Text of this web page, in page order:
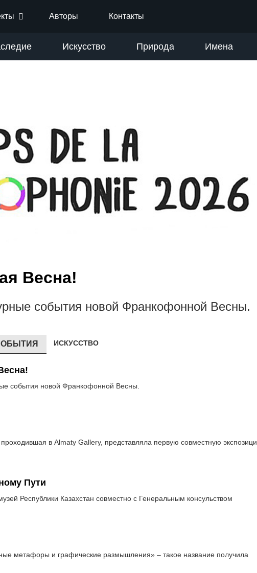
Авторы Контакты
Искусство Природа Имена
Весна!
события новой Франкофонной Весны.
ИСКУССТВО
события новой Франкофонной Весны.
в Almaty Gallery, представляла первую совместную экспозици
Пути
Республики Казахстан совместно с Генеральным консульством
метафоры и графические размышления» – такое название получила